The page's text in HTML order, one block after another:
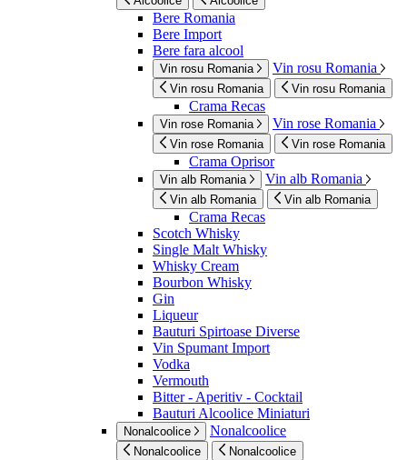
Bere Romania
Bere Import
Bere fara alcool
Vin rosu Romania Vin rosu Romania
Vin rosu Romania Vin rosu Romania
Crama Recas
Vin rose Romania Vin rose Romania
Vin rose Romania Vin rose Romania
Crama Oprisor
Vin alb Romania Vin alb Romania
Vin alb Romania Vin alb Romania
Crama Recas
Scotch Whisky
Single Malt Whisky
Whisky Cream
Bourbon Whisky
Gin
Liqueur
Bauturi Spirtoase Diverse
Vin Spumant Import
Vodka
Vermouth
Bitter - Aperitiv - Cocktail
Bauturi Alcoolice Miniaturi
Nonalcoolice Nonalcoolice
Nonalcoolice Nonalcoolice